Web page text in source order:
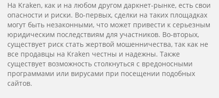
На Kra­ken, как и на любом другом даркнет-рынке, есть свои
опасности и риски. Во-первых, сделки на таких площадках
могут быть незаконными, что может привести к серьезным
юридическим последствиям для участников. Во-вторых,
существует риск стать жертвой мошенничества, так как не
все продавцы на Kra­ken честны и надежны. Также
существует возможность столкнуться с вредоносными
программами или вирусами при посещении подобных
сайтов.